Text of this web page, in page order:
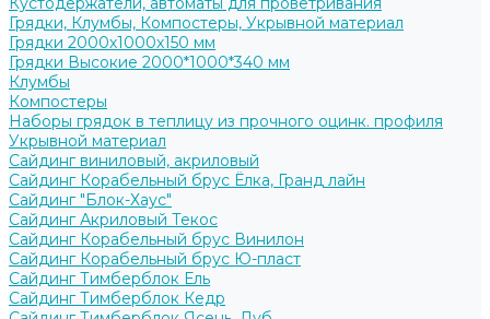
Грядки, Клумбы, Компостеры, Укрывной материал
Грядки 2000х1000х150 мм
Грядки Высокие 2000*1000*340 мм
Клумбы
Компостеры
Наборы грядок в теплицу из прочного оцинк. профиля
Укрывной материал
Сайдинг виниловый, акриловый
Сайдинг Корабельный брус Ёлка, Гранд лайн
Сайдинг "Блок-Хаус"
Сайдинг Акриловый Текос
Сайдинг Корабельный брус Винилон
Сайдинг Корабельный брус Ю-пласт
Сайдинг Тимберблок Ель
Сайдинг Тимберблок Кедр